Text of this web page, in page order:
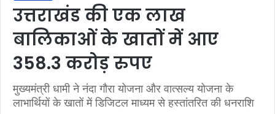
उत्तराखंड की एक लाख
बालिकाओं के खातों में आए
358.3 करोड़ रुपए
मुख्यमंत्री धामी ने नंदा गौरा योजना और वात्सल्य योजना के
लाभार्थियों के खातों में डिजिटल माध्यम से हस्तांतरित की धनराशि